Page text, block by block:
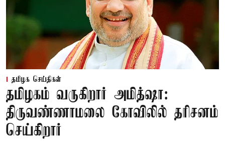
தமிழக செய்திகள்
தமிழகம் வருகிறார் அமித்ஷா:
திருவண்ணாமலை கோவிலில் தரிசனம்
செய்கிறார்